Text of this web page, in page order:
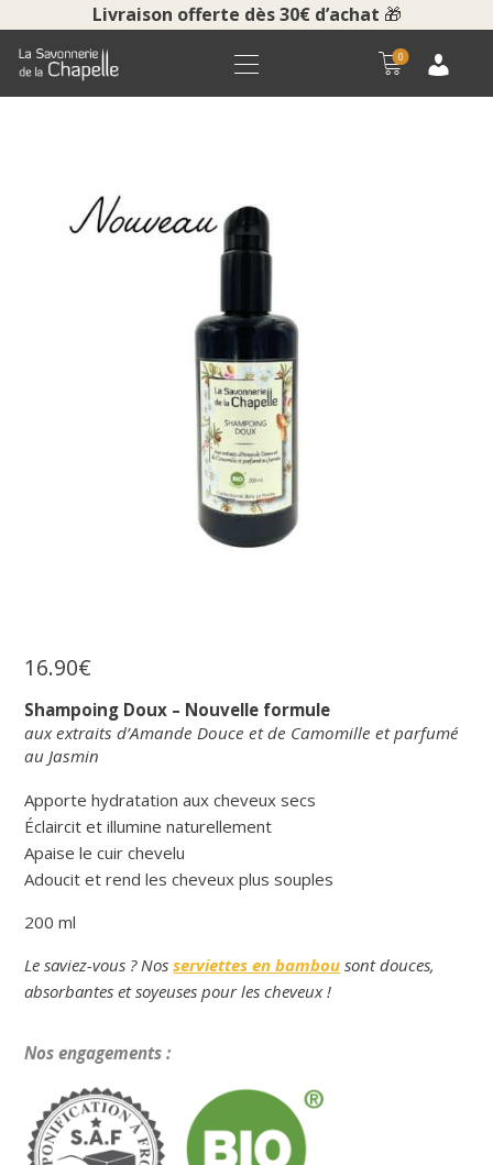
Livraison offerte dès 30€ d’achat 🎁
0
ACCUEIL
COURS ET VISITES
NOUS CONTACTER
POUR LES PROS
16.90€
Shampoing Doux – Nouvelle formule
aux extraits d’Amande Douce et de Camomille et parfumé
au Jasmin
Apporte hydratation aux cheveux secs
Éclaircit et illumine naturellement
Apaise le cuir chevelu
Adoucit et rend les cheveux plus souples
200 ml
Le saviez-vous ? Nosserviettes en bambou sont douces,
absorbantes et soyeuses pour les cheveux !
Nos engagements :